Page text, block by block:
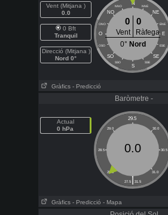
Vent (Mitjana )
0.0
0 Bft
Tranquil
Direcció (Mitjana )
Nord 0°
N
NNO NNE
NO NE
ONO ENE
O E
OSO ESE
SO SE
SSO SSE
S
0 0
Vent
Ràfega
0° Nord
Gràfics - Predicció
Baròmetre -
Actual
0 hPa
29.5
29.0 30.0
28.5 30.5
28.0 31.0
|
27.5 31.5
0.0
Gràfics - Predicció - Mapa